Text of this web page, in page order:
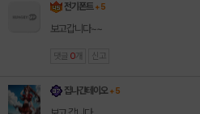
전기폰트 + 5
보고갑니다~~
댓글 0 개 신고
집나간테이오 + 5